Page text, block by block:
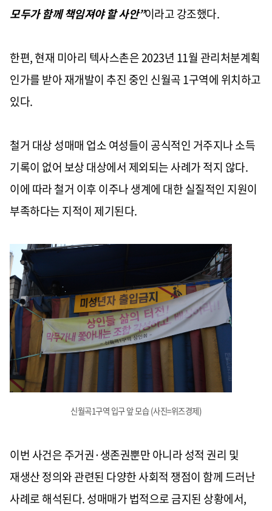
모두가 함께 책임져야 할 사안”이라고 강조했다.
한편, 현재 미아리 텍사스촌은 2023년 11월 관리처분계획
인가를 받아 재개발이 추진 중인 신월곡 1구역에 위치하고
있다.
철거 대상 성매매 업소 여성들이 공식적인 거주지나 소득
기록이 없어 보상 대상에서 제외되는 사례가 적지 않다.
이에 따라 철거 이후 이주나 생계에 대한 실질적인 지원이
부족하다는 지적이 제기된다.
신월곡1구역 입구 앞 모습 (사진=위즈경제)
이번 사건은 주거권·생존권뿐만 아니라 성적 권리 및
재생산 정의와 관련된 다양한 사회적 쟁점이 함께 드러난
사례로 해석된다. 성매매가 법적으로 금지된 상황에서,